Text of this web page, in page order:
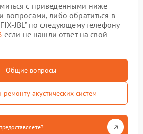
с приведенными ниже
вопросами, либо обратиться в
JBL” по следующему телефону
если не нашли ответ на свой
Общие вопросы
акустических систем